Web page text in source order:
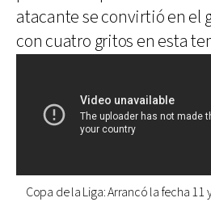
atacante se convirtió en el
con cuatro gritos en esta
Copa de la Liga: Arrancó la fecha 11